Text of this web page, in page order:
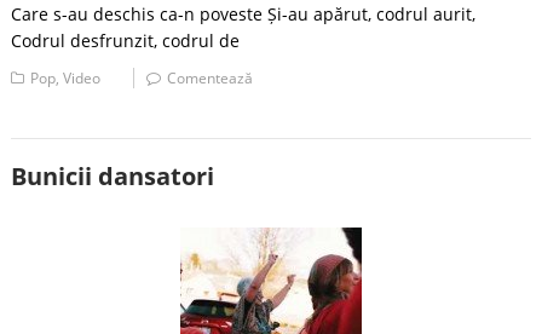
Care s-au deschis ca-n poveste Și-au apărut, codrul aurit,
Codrul desfrunzit, codrul de
Pop,Video Comentează
Bunicii dansatori